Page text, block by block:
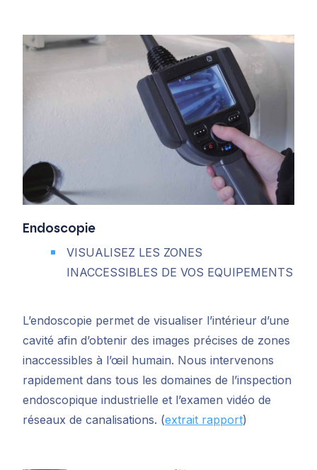
Endoscopie
VISUALISEZ LES ZONES
INACCESSIBLES DE VOS EQUIPEMENTS
L’endoscopie permet de visualiser l’intérieur d’une
cavité afin d’obtenir des images précises de zones
inaccessibles à l’œil humain. Nous intervenons
rapidement dans tous les domaines de l’inspection
endoscopique industrielle et l’examen vidéo de
réseaux de canalisations. (extrait rapport)